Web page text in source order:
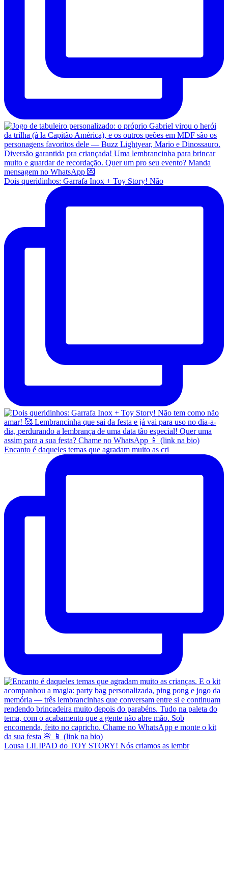
Dois queridinhos: Garrafa Inox + Toy Story! Não
Encanto é daqueles temas que agradam muito as cri
Lousa LILIPAD do TOY STORY! Nós criamos as lembr